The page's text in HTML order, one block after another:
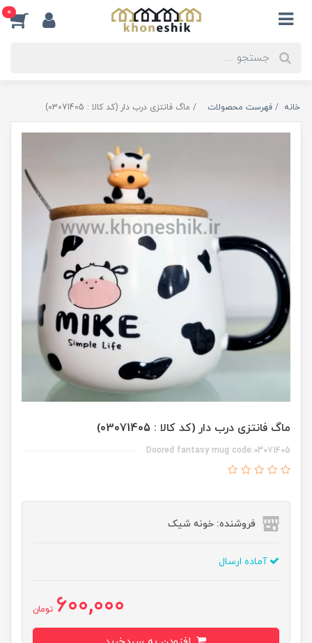
0
خانه فهرست محصولات ماگ فانتزی درب دار (کد کالا : 03071405)
ماگ فانتزی درب دار (کد کالا : 03071405)
Doored fantasy mug code:03071405
فروشنده: خونه شیک
آماده ارسال
600,000 تومان